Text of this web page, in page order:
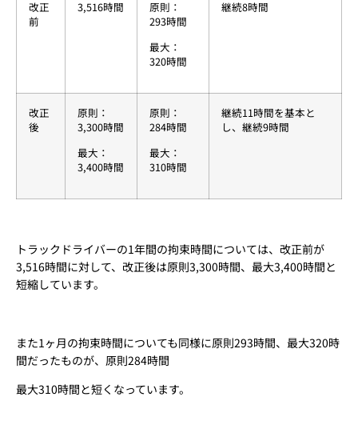
改正
前
3,516時間
原則：
293時間
最大：
320時間
継続8時間
改正
後
原則：
3,300時間
最大：
3,400時間
原則：
284時間
最大：
310時間
継続11時間を基本と
し、継続9時間
トラックドライバーの1年間の拘束時間については、改正前が
3,516時間に対して、改正後は原則3,300時間、最大3,400時間と
短縮しています。
また1ヶ月の拘束時間についても同様に原則293時間、最大320時
間だったものが、原則284時間
最大310時間と短くなっています。